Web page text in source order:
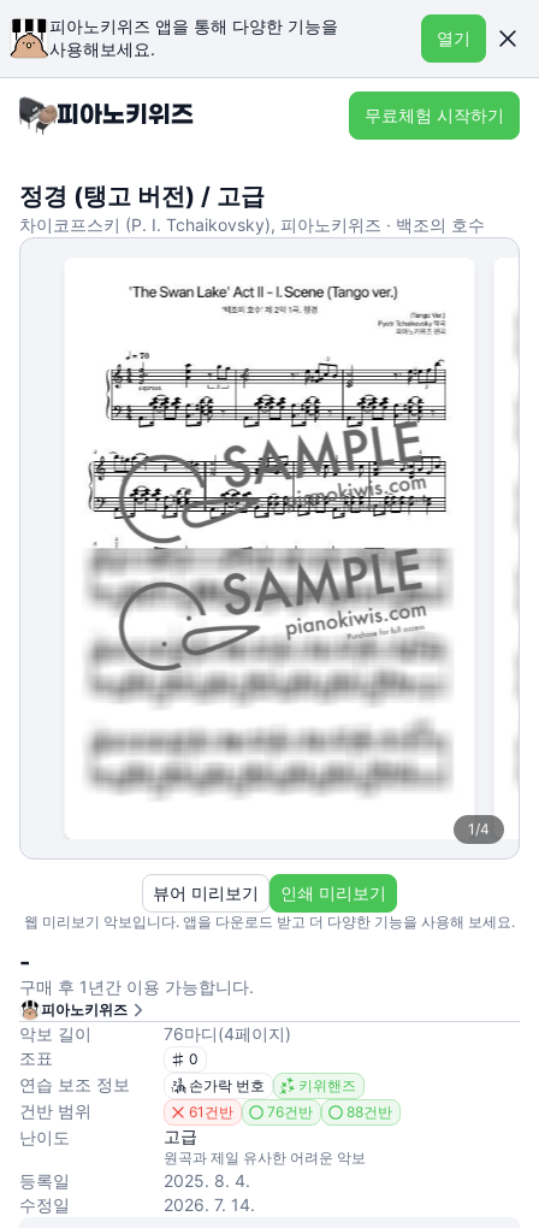
피아노키위즈 앱을 통해 다양한 기능을
사용해보세요.
열기
무료체험 시작하기
정경 (탱고 버전) / 고급
차이코프스키 (P. I. Tchaikovsky), 피아노키위즈 · 백조의 호수
1/4
웹 미리보기 악보입니다. 앱을 다운로드 받고 더 다양한 기능을 사용해 보세요.
뷰어 미리보기 인쇄 미리보기
-
구매 후 1년간 이용 가능합니다.
피아노키위즈
악보 길이 76마디(4페이지)
조표
0
연습 보조 정보 손가락 번호 키위핸즈
건반 범위 61건반 76건반 88건반
난이도 고급
원곡과 제일 유사한 어려운 악보
등록일
2025. 8. 4.
수정일
2026. 7. 14.